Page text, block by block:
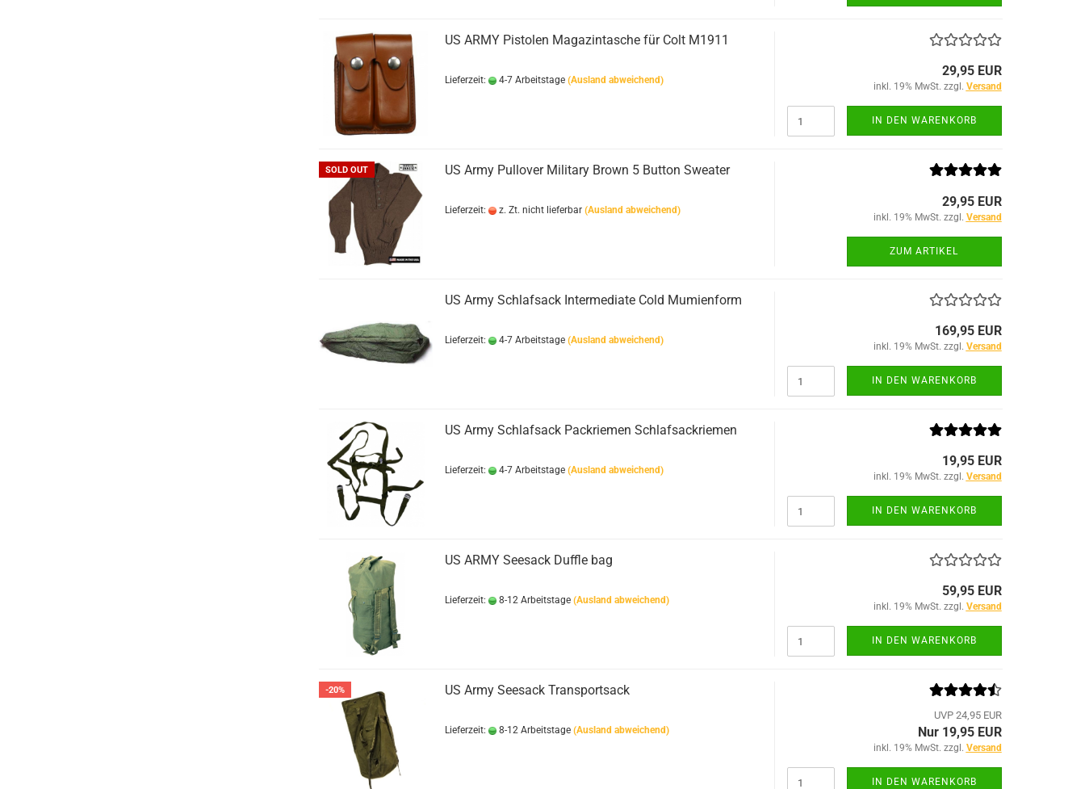
US ARMY Pistolen Magazintasche für Colt M1911
Lieferzeit: 4-7 Arbeitstage (Ausland abweichend)
29,95 EUR
inkl. 19% MwSt. zzgl. Versand
IN DEN WARENKORB
SOLD OUT US Army Pullover Military Brown 5 Button Sweater
Lieferzeit: z. Zt. nicht lieferbar (Ausland abweichend)
29,95 EUR
inkl. 19% MwSt. zzgl. Versand
ZUM ARTIKEL
US Army Schlafsack Intermediate Cold Mumienform
Lieferzeit: 4-7 Arbeitstage (Ausland abweichend)
169,95 EUR
inkl. 19% MwSt. zzgl. Versand
IN DEN WARENKORB
US Army Schlafsack Packriemen Schlafsackriemen
Lieferzeit: 4-7 Arbeitstage (Ausland abweichend)
19,95 EUR
inkl. 19% MwSt. zzgl. Versand
IN DEN WARENKORB
US ARMY Seesack Duffle bag
Lieferzeit: 8-12 Arbeitstage (Ausland abweichend)
59,95 EUR
inkl. 19% MwSt. zzgl. Versand
IN DEN WARENKORB
-20% US Army Seesack Transportsack
Lieferzeit: 8-12 Arbeitstage (Ausland abweichend)
UVP 24,95 EUR
Nur 19,95 EUR
inkl. 19% MwSt. zzgl. Versand
IN DEN WARENKORB